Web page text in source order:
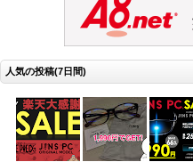
人気の投稿(7日間)